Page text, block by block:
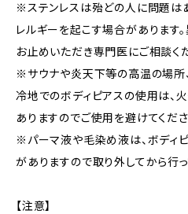
※ステンレスは殆どの人に問題は
レルギーを起こす場合があります
お止めいただき専門医にご相談く
※サウナや炎天下等の高温の場所
冷地でのボディピアスの使用は、
ありますのでご使用を避けてくださ
※パーマ液や毛染め液は、ボディ
がありますので取り外してから行っ
【注意】